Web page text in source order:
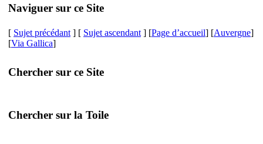
Naviguer sur ce Site
[ Sujet précédant ] [ Sujet ascendant ] [Page d’accueil] [Auvergne]
[Via Gallica]
Chercher sur ce Site
Chercher sur la Toile